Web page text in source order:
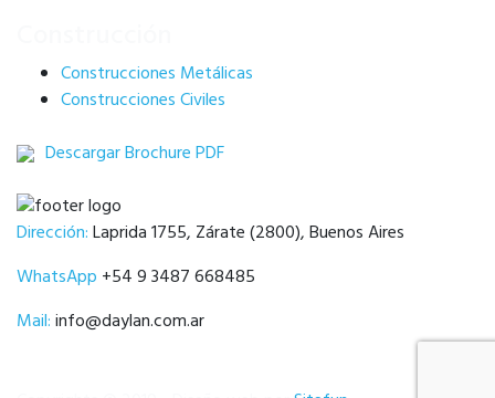
Construcciones Metálicas
Construcciones Civiles
Descargar Brochure PDF
Dirección:Laprida 1755, Zárate (2800), Buenos Aires
WhatsApp +54 9 3487 668485
Mail:info@daylan.com.ar